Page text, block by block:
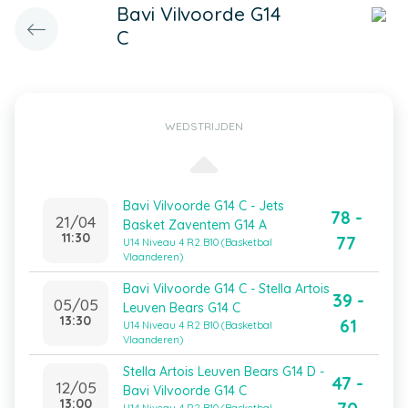
Bavi Vilvoorde G14
C
WEDSTRIJDEN
21/04
11:30
Bavi Vilvoorde G14 C - Jets
Basket Zaventem G14 A
U14 Niveau 4 R2 B10 (Basketbal
Vlaanderen)
78 -
77
05/05
13:30
Bavi Vilvoorde G14 C - Stella Artois
Leuven Bears G14 C
U14 Niveau 4 R2 B10 (Basketbal
Vlaanderen)
39 -
61
12/05
13:00
Stella Artois Leuven Bears G14 D -
Bavi Vilvoorde G14 C
47 -